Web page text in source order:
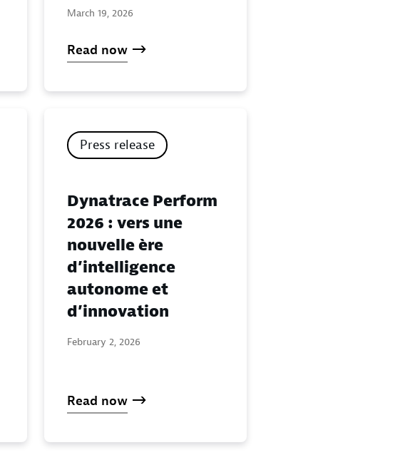
March 19, 2026
Read now
Press release
Dynatrace Perform
2026 : vers une
nouvelle ère
d’intelligence
autonome et
d’innovation
February 2, 2026
Read now